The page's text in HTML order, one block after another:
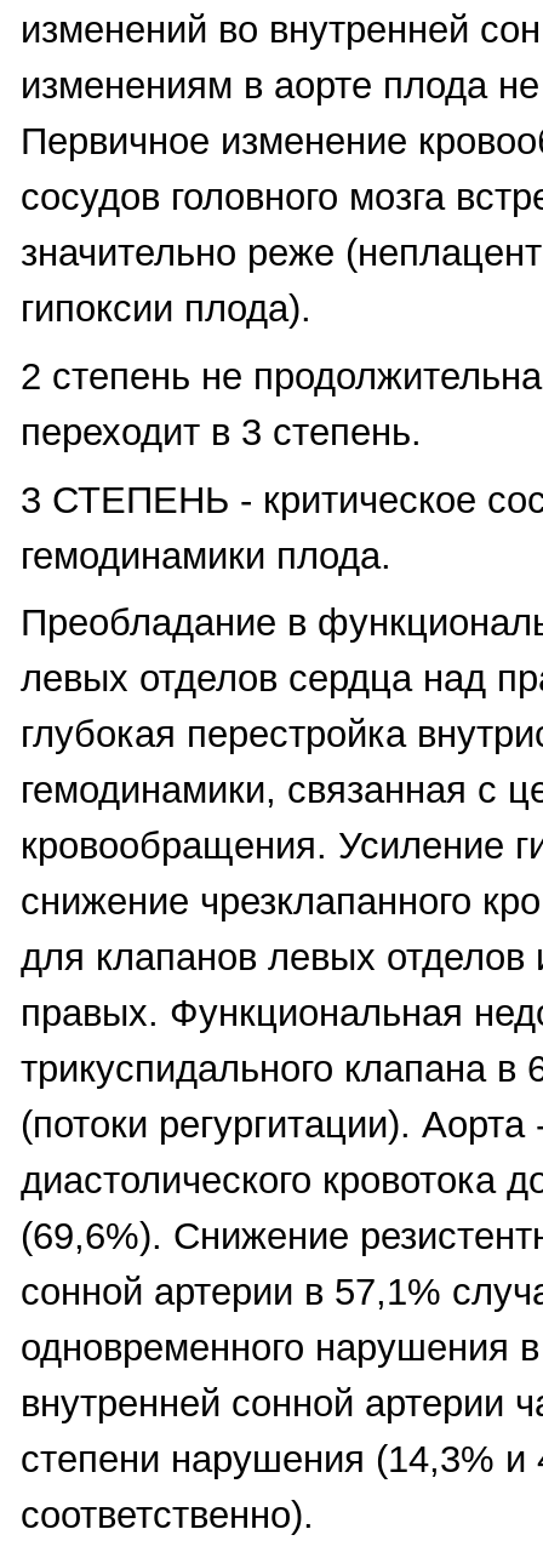
изменений во внутренней
изменениям в аорте плода
Первичное изменение
сосудов головного мозга
значительно реже
гипоксии плода).
2 степень не
переходит в 3 степень.
3 СТЕПЕНЬ - критическое
гемодинамики плода.
Преобладание в
левых отделов сердца над
глубокая перестройка
гемодинамики, связанная с
кровообращения. Усиление
снижение чрезклапанного
для клапанов левых
правых. Функциональная
трикуспидального клапана в
(потоки регургитации).
диастолического кровотока
(69,6%). Снижение
сонной артерии в 57,1%
одновременного нарушения
внутренней сонной артерии
степени нарушения (14,3% и
соответственно).